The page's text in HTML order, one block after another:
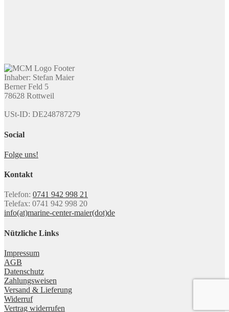
Inhaber: Stefan Maier
Berner Feld 5
78628 Rottweil
USt-ID: DE248787279
Social
Folge uns!
Kontakt
Telefon: 0741 942 998 21
Telefax: 0741 942 998 20
info(at)marine-center-maier(dot)de
Nützliche Links
Impressum
AGB
Datenschutz
Zahlungsweisen
Versand & Lieferung
Widerruf
Vertrag widerrufen